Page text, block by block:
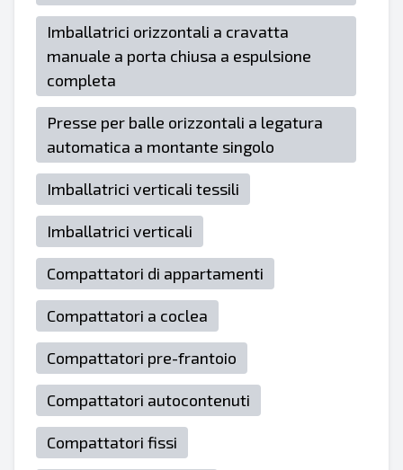
Imballatrici orizzontali a cravatta
manuale a porta chiusa a espulsione
completa
Presse per balle orizzontali a legatura
automatica a montante singolo
Imballatrici verticali tessili
Imballatrici verticali
Compattatori di appartamenti
Compattatori a coclea
Compattatori pre-frantoio
Compattatori autocontenuti
Compattatori fissi